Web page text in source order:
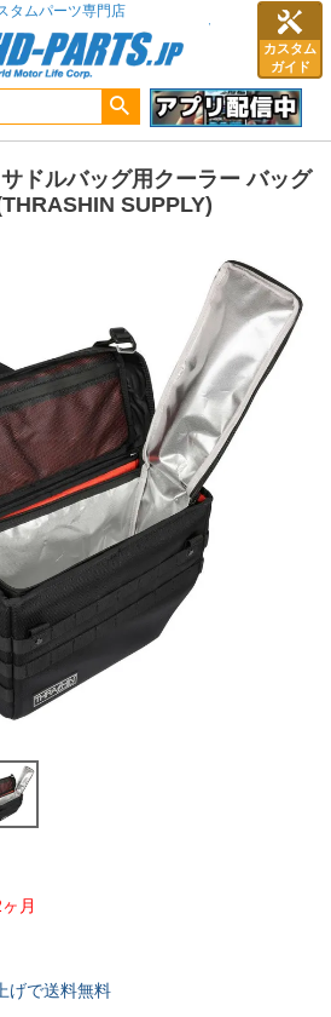
カスタム
ガイド
タムパーツ専門店
ドルバッグ用クーラー バッグ
SUPPLY)
月
げで送料無料